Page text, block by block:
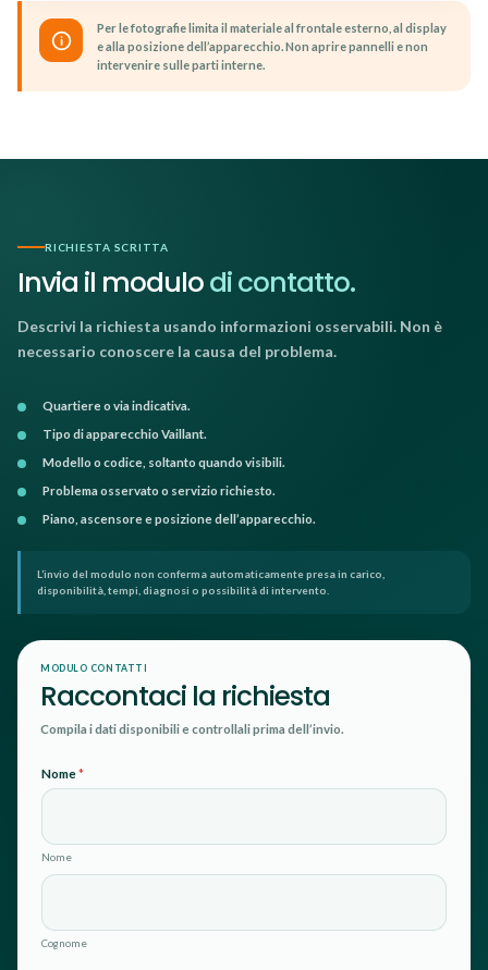
Per le fotografie limita il materiale al frontale esterno, al display
e alla posizione dell’apparecchio. Non aprire pannelli e non
intervenire sulle parti interne.
RICHIESTA SCRITTA
Invia il modulodi contatto.
Descrivi la richiesta usando informazioni osservabili. Non è
necessario conoscere la causa del problema.
Quartiere o via indicativa.
Tipo di apparecchio Vaillant.
Modello o codice, soltanto quando visibili.
Problema osservato o servizio richiesto.
Piano, ascensore e posizione dell’apparecchio.
L’invio del modulo non conferma automaticamente presa in carico,
disponibilità, tempi, diagnosi o possibilità di intervento.
MODULO CONTATTI
Raccontaci la richiesta
Compila i dati disponibili e controllali prima dell’invio.
Nome*
Nome
Cognome